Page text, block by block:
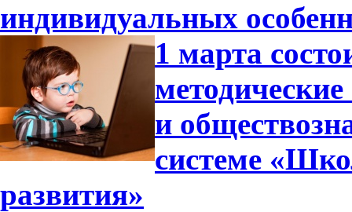
индивидуальных
1 марта
и
системе
развития»